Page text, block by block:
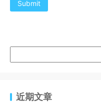
Submit
近期文章